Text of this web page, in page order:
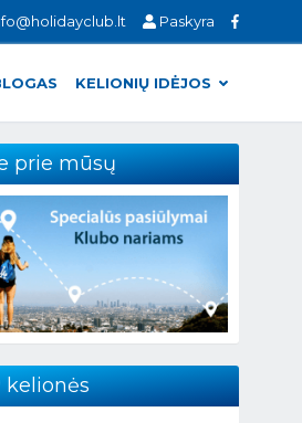
Paskyra
KELIONIŲ IDĖJOS
prie mūsų
kelionės